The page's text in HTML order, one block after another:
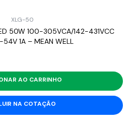
XLG-50
50W 100-305VCA/142-431VCC
1A – MEAN WELL
AO CARRINHO
NA COTAÇÃO